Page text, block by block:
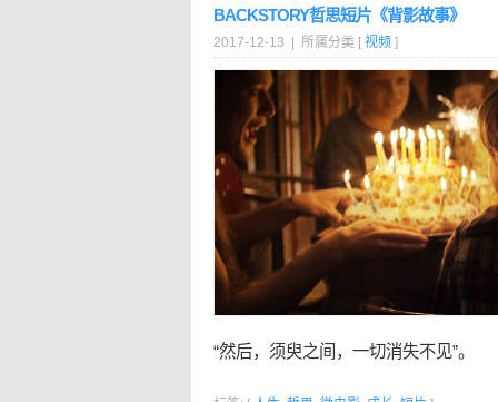
BACKSTORY哲思短片《背影故事》
2017-12-13 | 所属分类 [ 视频 ]
“然后，须臾之间，一切消失不见”。